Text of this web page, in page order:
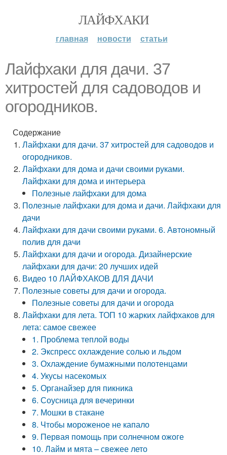
ЛАЙФХАКИ
главная новости статьи
Лайфхаки для дачи. 37
хитростей для садоводов и
огородников.
Содержание
Лайфхаки для дачи. 37 хитростей для садоводов и
огородников.
Лайфхаки для дома и дачи своими руками.
Лайфхаки для дома и интерьера
Полезные лайфхаки для дома
Полезные лайфхаки для дома и дачи. Лайфхаки для
дачи
Лайфхаки для дачи своими руками. 6. Автономный
полив для дачи
Лайфхаки для дачи и огорода. Дизайнерские
лайфхаки для дачи: 20 лучших идей
Видео 10 ЛАЙФХАКОВ ДЛЯ ДАЧИ
Полезные советы для дачи и огорода.
Полезные советы для дачи и огорода
Лайфхаки для лета. ТОП 10 жарких лайфхаков для
лета: самое свежее
1. Проблема теплой воды
2. Экспресс охлаждение солью и льдом
3. Охлаждение бумажными полотенцами
4. Укусы насекомых
5. Органайзер для пикника
6. Соусница для вечеринки
7. Мошки в стакане
8. Чтобы мороженое не капало
9. Первая помощь при солнечном ожоге
10. Лайм и мята – свежее лето